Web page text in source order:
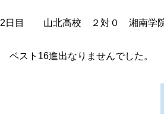
2日目 山北高校 ２対０ 湘南学
ベスト16進出なりませんでした。